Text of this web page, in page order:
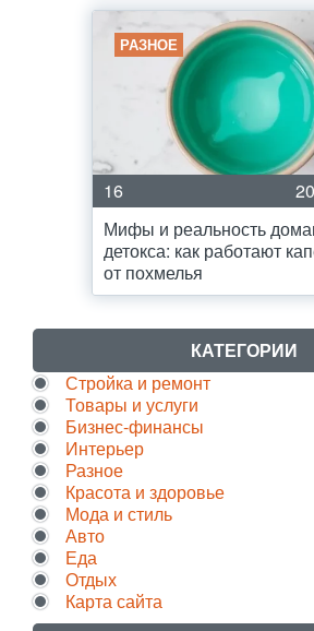
РАЗНОЕ
16
Мифы и реальность
детокса: как работают
от похмелья
КАТЕГОРИИ
Стройка и ремонт
Товары и услуги
Бизнес-финансы
Интерьер
Разное
Красота и здоровье
Мода и стиль
Авто
Еда
Отдых
Карта сайта